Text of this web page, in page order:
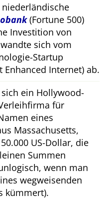
niederländische
(Fortune 500)
Investition von
sich vom
Startup
Enhanced Internet) ab.
ein Hollywood-
für
eines
Massachusetts,
US-Dollar, die
Summen
wenn man
wegweisenden
kümmert).